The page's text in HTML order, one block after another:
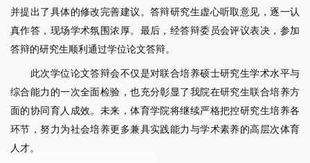
并提出了具体的修改完善建议。答辩研究生虚心听取意见，逐一认
真作答，现场学术氛围浓厚。最后，经答辩委员会评议表决，参加
答辩的研究生顺利通过学位论文答辩。
此次学位论文答辩会不仅是对联合培养硕士研究生学术水平与
综合能力的一次全面检验，也充分彰显了我院在研究生联合培养方
面的协同育人成效。未来，体育学院将继续严格把控研究生培养各
环节，努力为社会培养更多兼具实践能力与学术素养的高层次体育
人才。